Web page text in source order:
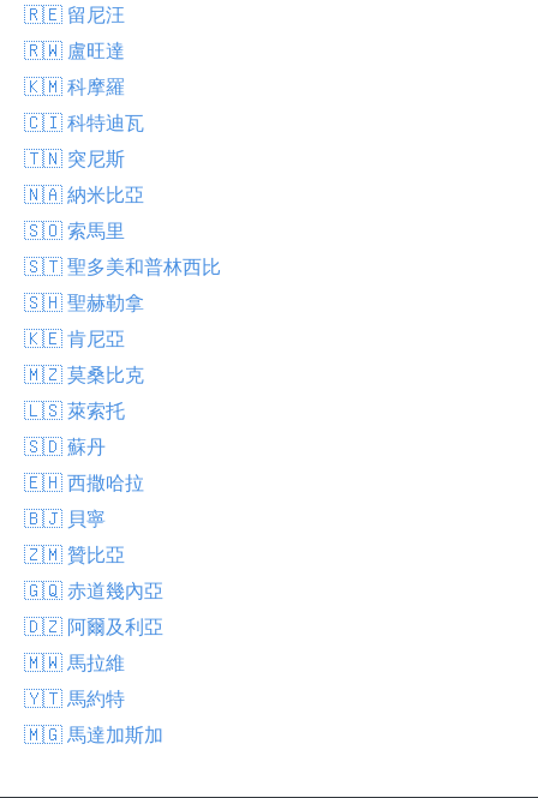
🇷🇪 留尼汪
🇷🇼 盧旺達
🇰🇲 科摩羅
🇨🇮 科特迪瓦
🇹🇳 突尼斯
🇳🇦 納米比亞
🇸🇴 索馬里
🇸🇹 聖多美和普林西比
🇸🇭 聖赫勒拿
🇰🇪 肯尼亞
🇲🇿 莫桑比克
🇱🇸 萊索托
🇸🇩 蘇丹
🇪🇭 西撒哈拉
🇧🇯 貝寧
🇿🇲 贊比亞
🇬🇶 赤道幾內亞
🇩🇿 阿爾及利亞
🇲🇼 馬拉維
🇾🇹 馬約特
🇲🇬 馬達加斯加